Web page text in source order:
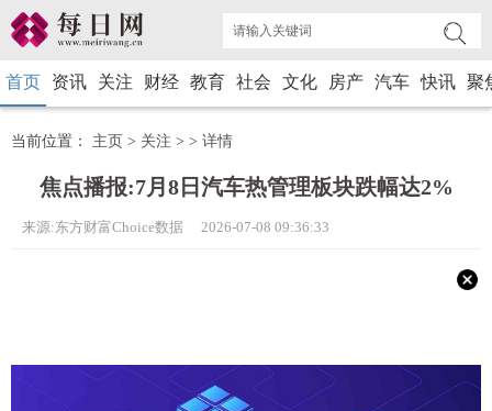
首页 资讯 关注 财经 教育 社会 文化 房产 汽车 快讯 聚
当前位置： 主页 > 关注 > > 详情
焦点播报:7月8日汽车热管理板块跌幅达2%
来源:东方财富Choice数据 2026-07-08 09:36:33